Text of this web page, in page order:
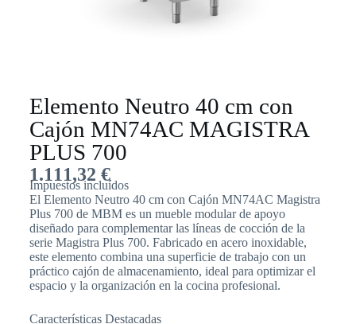
Elemento Neutro 40 cm con
Cajón MN74AC MAGISTRA
PLUS 700
1.111,32 €
Impuestos incluídos
El Elemento Neutro 40 cm con Cajón MN74AC Magistra
Plus 700 de MBM es un mueble modular de apoyo
diseñado para complementar las líneas de cocción de la
serie Magistra Plus 700. Fabricado en acero inoxidable,
este elemento combina una superficie de trabajo con un
práctico cajón de almacenamiento, ideal para optimizar el
espacio y la organización en la cocina profesional.
Características Destacadas